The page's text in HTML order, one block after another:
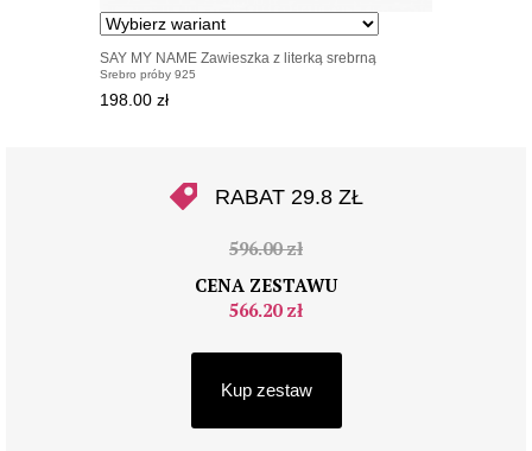
SAY MY NAME Zawieszka z literką srebrną
Srebro próby 925
198.00 zł
RABAT 29.8 ZŁ
596.00 zł
CENA ZESTAWU
566.20 zł
Kup zestaw